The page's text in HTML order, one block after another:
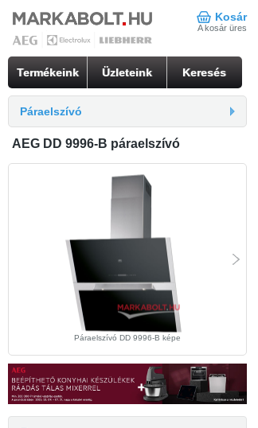
Kosár
A kosár üres
Termékeink Üzleteink Keresés
Páraelszívó
AEG DD 9996-B páraelszívó
Páraelszívó DD 9996-B képe